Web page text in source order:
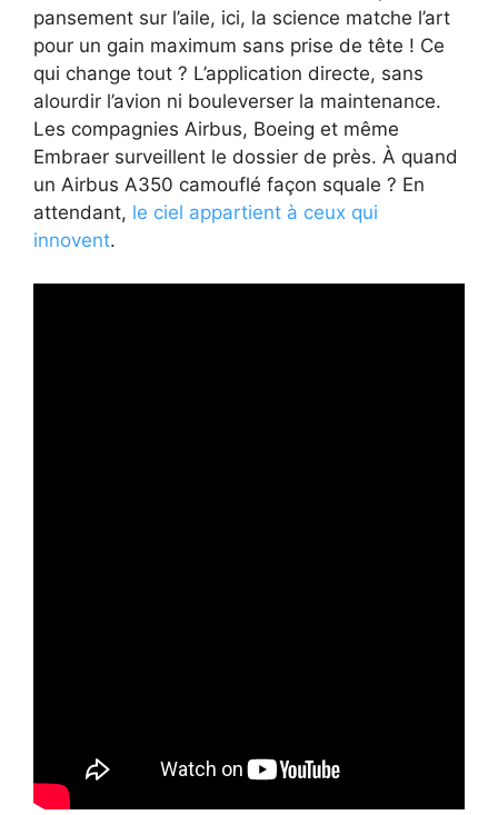
pansement sur l’aile, ici, la science matche l’art
pour un gain maximum sans prise de tête ! Ce
qui change tout ? L’application directe, sans
alourdir l’avion ni bouleverser la maintenance.
Les compagnies Airbus, Boeing et même
Embraer surveillent le dossier de près. À quand
un Airbus A350 camouflé façon squale ? En
attendant, le ciel appartient à ceux qui
innovent.